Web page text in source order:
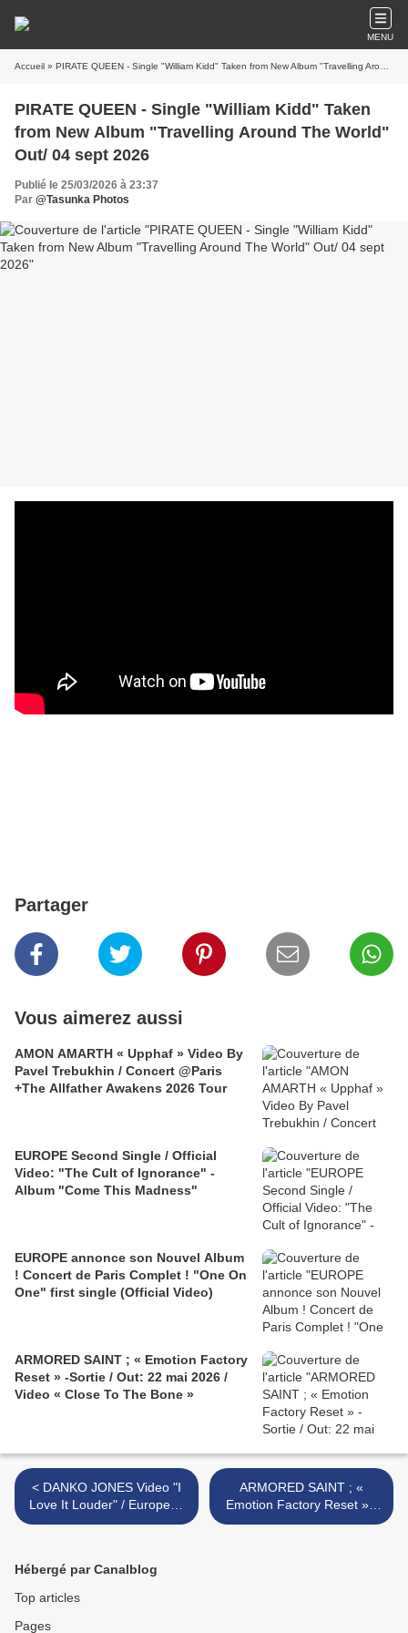
MENU
Accueil » PIRATE QUEEN - Single "William Kidd" Taken from New Album "Travelling Around The World" Out/ 04 sept 2026
PIRATE QUEEN - Single "William Kidd" Taken
from New Album "Travelling Around The World"
Out/ 04 sept 2026
Publié le 25/03/2026 à 23:37
Par @Tasunka Photos
Partager
Vous aimerez aussi
AMON AMARTH « Upphaf » Video By
Pavel Trebukhin / Concert @Paris
+The Allfather Awakens 2026 Tour
EUROPE Second Single / Official
Video: "The Cult of Ignorance" -
Album "Come This Madness"
EUROPE annonce son Nouvel Album
! Concert de Paris Complet ! "One On
One" first single (Official Video)
ARMORED SAINT ; « Emotion Factory
Reset » -Sortie / Out: 22 mai 2026 /
Video « Close To The Bone »
< DANKO JONES Video "I
Love It Louder" / European
& UK Dates For The "Rising
ARMORED SAINT ; «
Emotion Factory Reset » -
Sortie / Out: 22 mai 2026 /
Hébergé par Canalblog
Top articles
Pages